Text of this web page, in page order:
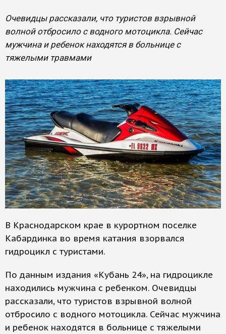
Очевидцы рассказали, что туристов взрывной
волной отбросило с водного мотоцикла. Сейчас
мужчина и ребенок находятся в больнице с
тяжелыми травмами
В Краснодарском крае в курортном поселке
Кабардинка во время катания взорвался
гидроцикл с туристами.
По данным издания «Кубань 24», на гидроцикле
находились мужчина с ребенком. Очевидцы
рассказали, что туристов взрывной волной
отбросило с водного мотоцикла. Сейчас мужчина
и ребенок находятся в больнице с тяжелыми